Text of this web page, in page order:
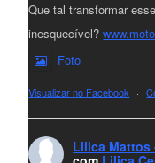
Que tal transformar
inesquecível?
Foto
Visualizar no Facebook ·
Lilica Mattos